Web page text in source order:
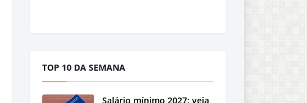
TOP 10 DA SEMANA
Salário mínimo 2027: veja